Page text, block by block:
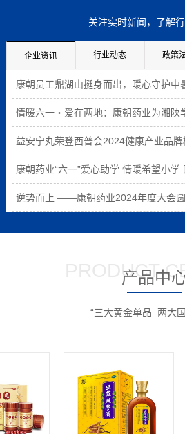
关注实时新闻，了解
企业资讯 行业动态 政策
康朝员工鼎湖山挺身而出，暖心守护中
情暖六一・爱在两地：康朝药业为湘陕
益安宁丸荣登西普会2024健康产业品牌
康朝药业“六一”爱心助学 情暖希望小学
逆势而上 ——康朝药业2024年度大会
PRODUCT
产品中
“三大黄金单品 两大